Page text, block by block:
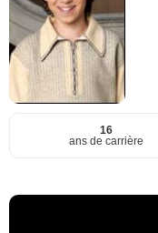
16
ans de carrière